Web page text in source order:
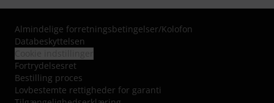
Almindelige forretningsbetingelser/Kolofon
Databeskyttelsen
Fortrydelsesret
Bestilling proces
Lovbestemte rettigheder for garanti